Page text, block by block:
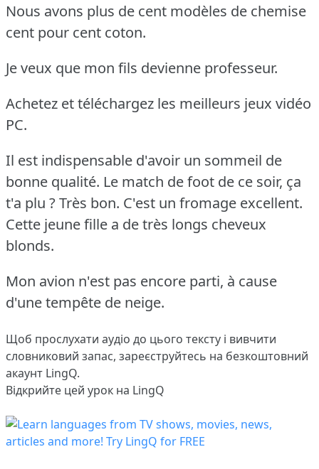
Nous avons plus de cent modèles de chemise
cent pour cent coton.
Je veux que mon fils devienne professeur.
Achetez et téléchargez les meilleurs jeux vidéo
PC.
Il est indispensable d'avoir un sommeil de
bonne qualité. Le match de foot de ce soir, ça
t'a plu ?Très bon. C'est un fromage excellent.
Cette jeune fille a de très longs cheveux
blonds.
Mon avion n'est pas encore parti, à cause
d'une tempête de neige.
Щоб прослухати аудіо до цього тексту і вивчити
словниковий запас, зареєструйтесь на безкоштовний
акаунт LingQ.
Відкрийте цей урок на LingQ